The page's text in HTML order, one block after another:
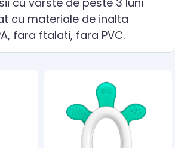
cu materiale de inalta
fara ftalati, fara PVC.